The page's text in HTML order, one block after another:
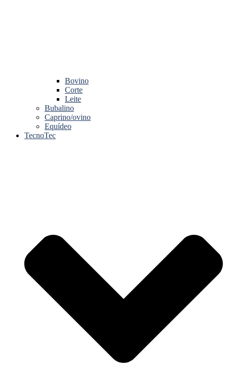
Bovino
Corte
Leite
Bubalino
Caprino/ovino
Equídeo
TecnoTec